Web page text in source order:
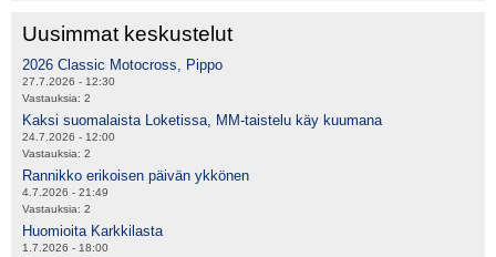
Uusimmat keskustelut
2026 Classic Motocross, Pippo
27.7.2026 - 12:30
Vastauksia: 2
Kaksi suomalaista Loketissa, MM-taistelu käy kuumana
24.7.2026 - 12:00
Vastauksia: 2
Rannikko erikoisen päivän ykkönen
4.7.2026 - 21:49
Vastauksia: 2
Huomioita Karkkilasta
1.7.2026 - 18:00